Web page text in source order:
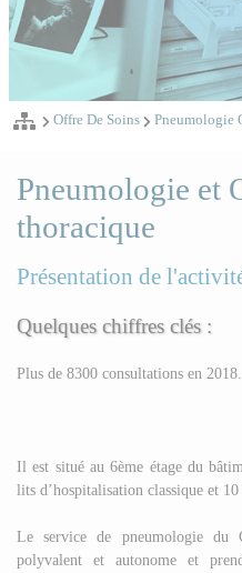
Offre De Soins Pneumologie
Pneumologie et
thoracique
Présentation de
Quelques chiffres clés :
Plus de 8300 consultations en 2018.
Il est situé au 6ème étage du
lits d’hospitalisation classique et
Le service de pneumologie
polyvalent et autonome et